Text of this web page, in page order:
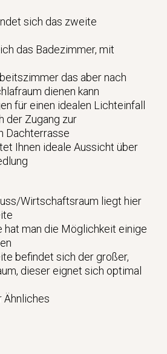
sich das zweite
das Badezimmer, mit
das aber nach
dienen kann
für einen idealen Lichteinfall
der Zugang zur
Dachterrasse
Ihnen ideale Aussicht über
Wirtschaftsraum liegt hier
hat man die Möglichkeit einige
befindet sich der großer,
dieser eignet sich optimal
Ähnliches